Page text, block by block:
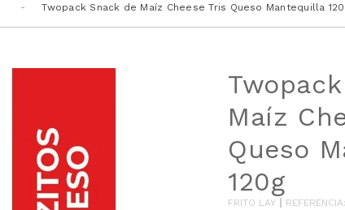
Twopack Snack de Maíz Cheese Tris Queso Mantequilla
Maíz
Queso
120g
FRITO LAY REFERENCIA